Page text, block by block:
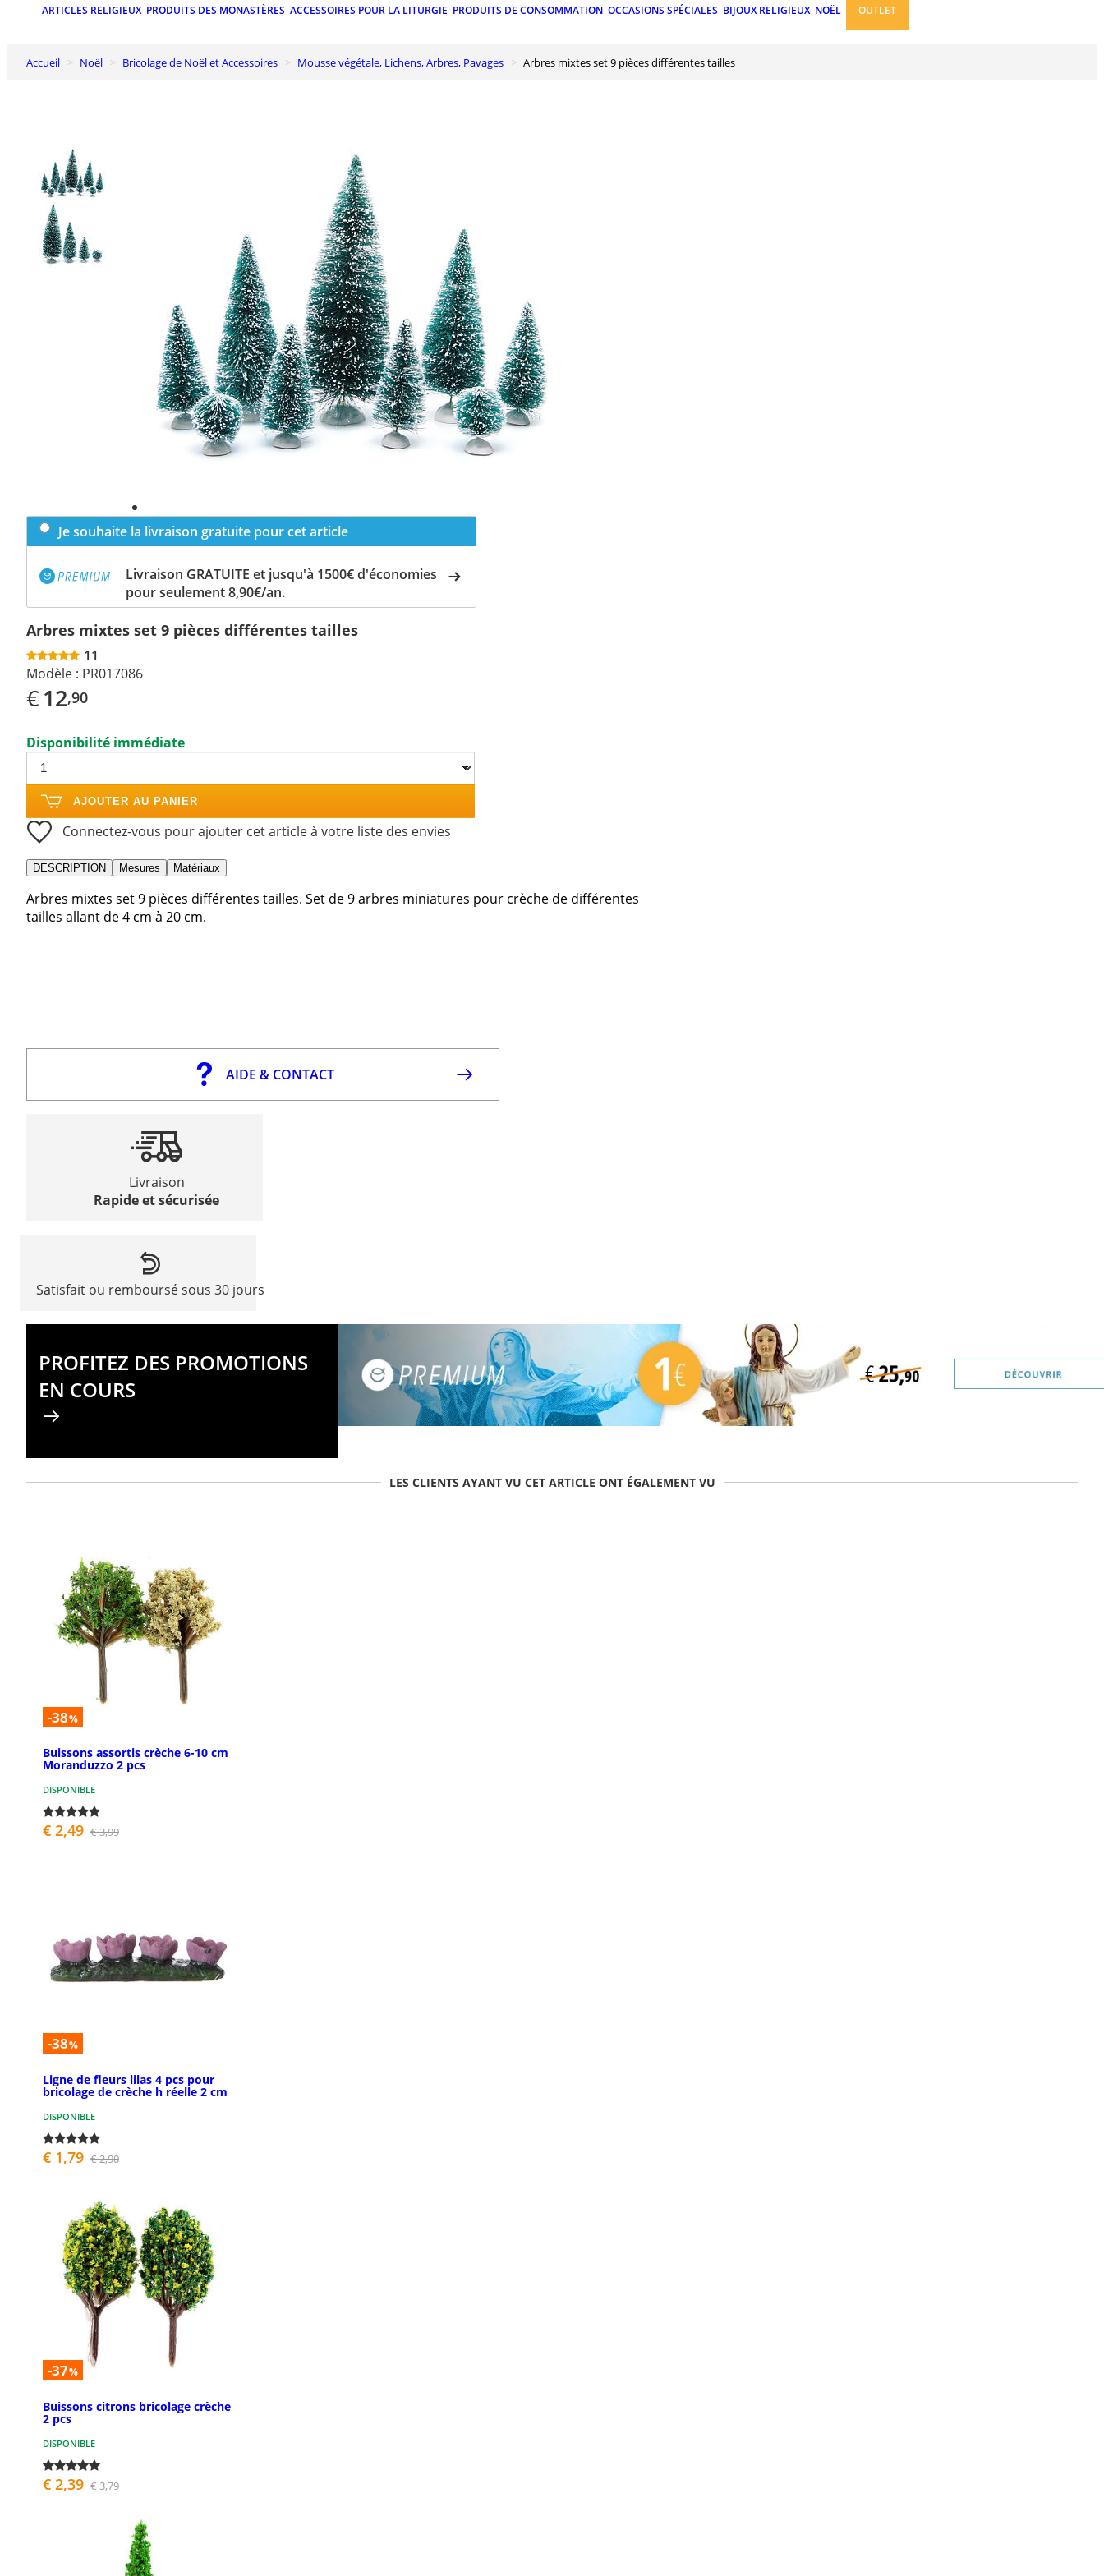
ARTICLES RELIGIEUX PRODUITS DES MONASTÈRES ACCESSOIRES POUR LA LITURGIE PRODUITS DE CONSOMMATION OCCASIONS SPÉCIALES BIJOUX RELIGIEUX NOËL OUTLET
Accueil Noël Bricolage de Noël et Accessoires Mousse végétale, Lichens, Arbres, Pavages Arbres mixtes set 9 pièces différentes tailles
Je souhaite la livraison gratuite pour cet article
Livraison GRATUITE et jusqu'à 1500€ d'économies
pour seulement 8,90€/an.
Arbres mixtes set 9 pièces différentes tailles
11
Modèle : PR017086
€12,90
Disponibilité immédiate
AJOUTER AU PANIER
Connectez-vous pour ajouter cet article à votre liste des envies
DESCRIPTION Mesures Matériaux
Arbres mixtes set 9 pièces différentes tailles. Set de 9 arbres miniatures pour crèche de différentes
tailles allant de 4 cm à 20 cm.
AIDE & CONTACT
Livraison
Rapide et sécurisée
Satisfait ou remboursé sous 30 jours
PROFITEZ DES PROMOTIONS
EN COURS
LES CLIENTS AYANT VU CET ARTICLE ONT ÉGALEMENT VU
-38%
Buissons assortis crèche 6-10 cm
Moranduzzo 2 pcs
DISPONIBLE
€ 2,49 € 3,99
-38%
Ligne de fleurs lilas 4 pcs pour
bricolage de crèche h réelle 2 cm
DISPONIBLE
€ 1,79 € 2,90
-37%
Buissons citrons bricolage crèche
2 pcs
DISPONIBLE
€ 2,39 € 3,79